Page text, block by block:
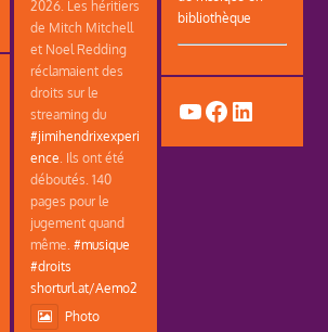
2026. Les héritiers
de Mitch Mitchell
et Noel Redding
réclamaient des
droits sur le
streaming du
#jimihendrixexperi
ence . Ils ont été
déboutés. 140
pages pour le
jugement quand
même.#musique
#droits
shorturl.at/Aemo2
Photo
bibliothèque
YouTube
Facebook
LinkedIn